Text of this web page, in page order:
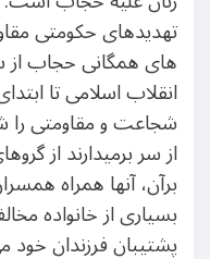
تهدیدهای حکومتی
های همگانی حجاب از
شجاعت و مقاومتی
از سر برمیدارند از
برآن، آنها همراه
بسیاری از خانواده
پشتیبان فرزندان